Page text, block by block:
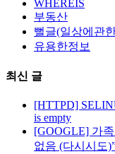
WHEREIS
부동산
뻘글(일상에관
유용한정보
최신 글
[HTTPD]
is empty
[GOOGLE] 가
없음 (다시시도